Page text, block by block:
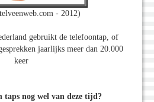
- 2012)
gebruikt de telefoontap, of
jaarlijks meer dan 20.000
keer
taps nog wel van deze tijd?